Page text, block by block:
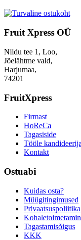
Fruit Xpress OÜ
Niidu tee 1, Loo,
Jõelähtme vald,
Harjumaa,
74201
FruitXpress
Firmast
HoReCa
Tagasiside
Tööle
Kontakt
Ostuabi
Kuidas osta?
Müügitingimused
Privaatsuspoliitika
Tagastamisõigus
KKK